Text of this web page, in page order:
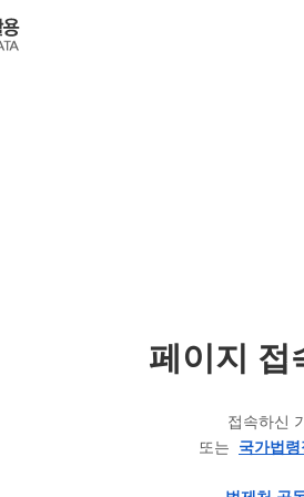
페이지 접
접속하신
또는 국가법